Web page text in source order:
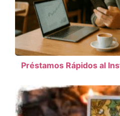
Préstamos Rápidos al